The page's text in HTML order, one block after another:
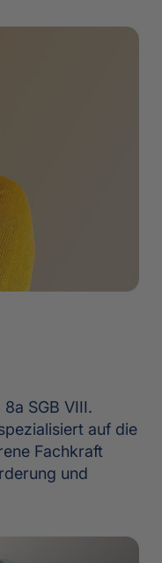
SGB VIII.
auf die
Fachkraft
und